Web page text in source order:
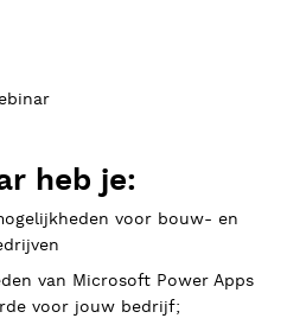
heb je:
voor bouw- en
van Microsoft Power Apps
voor jouw bedrijf;